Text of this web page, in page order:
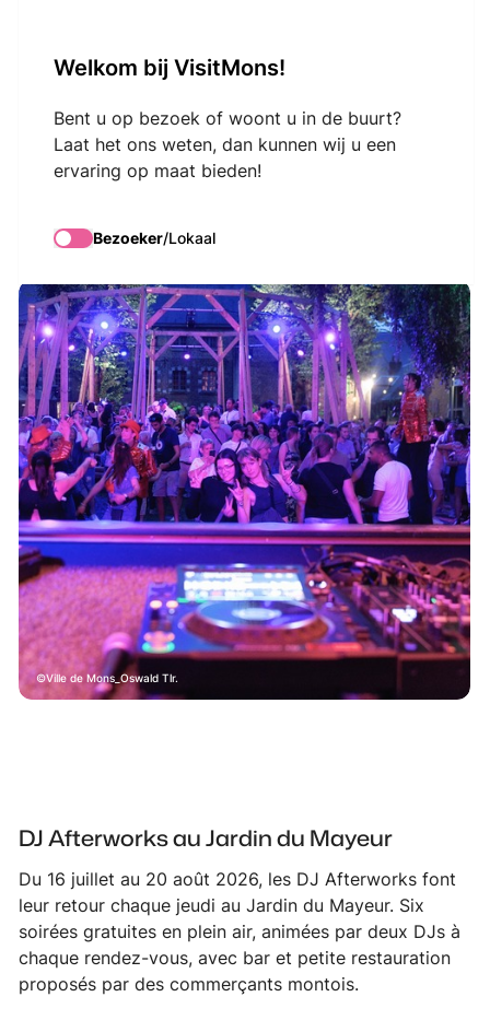
Welkom bij VisitMons!
Bent u op bezoek of woont u in de buurt?
Laat het ons weten, dan kunnen wij u een
ervaring op maat bieden!
Bezoeker/Lokaal
DJ Afterwork 2026
Ville de Mons_Oswald Tlr.
DJ Afterworks au Jardin du Mayeur
Du 16 juillet au 20 août 2026, les DJ Afterworks font
leur retour chaque jeudi au Jardin du Mayeur. Six
soirées gratuites en plein air, animées par deux DJs à
chaque rendez-vous, avec bar et petite restauration
proposés par des commerçants montois.